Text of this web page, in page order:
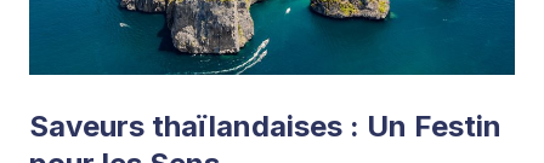
Saveurs thaïlandaises : Un Festin